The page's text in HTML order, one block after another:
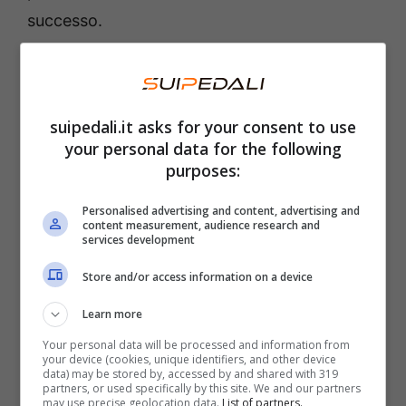
successo.
Dopo un anno portano a casa
La vicenda era iniziata lo scorso 12 febbraio e
ha come protagonista la squadra bianconera
delColo Colo, che gioca in Cile. Il club
guidato daJorge Amilton
match contro l’Huachipatovalido come finale
di Supercoppa cilena. Peccato che alla fine la
partita sia stata sospesa al 78esimo minuto e
da allora non era mai stato possibile
recuperarla.
suipedali.it asks for your consent to use
your personal data for the following
purposes:
Personalised advertising and content, advertising and
content measurement, audience research and
services development
Store and/or access information on a device
Learn more
Your personal data will be processed and information from
your device (cookies, unique identifiers, and other device
data) may be stored by, accessed by and shared with 319
partners, or used specifically by this site. We and our partners
may use precise geolocation data. List of partners.